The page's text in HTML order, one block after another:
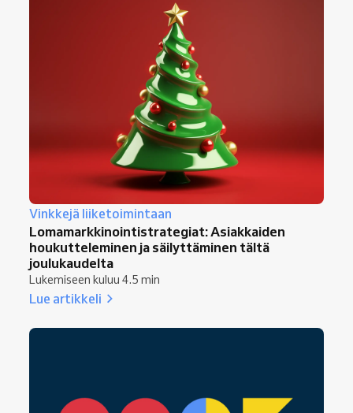
Vinkkejä liiketoimintaan
Lomamarkkinointistrategiat: Asiakkaiden
houkutteleminen ja säilyttäminen tältä
joulukaudelta
Lukemiseen kuluu 4.5 min
Lue artikkeli